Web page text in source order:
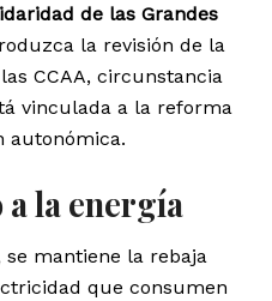
de las Grandes
la revisión de la
CCAA, circunstancia
vinculada a la reforma
autonómica.
la energía
mantiene la rebaja
que consumen